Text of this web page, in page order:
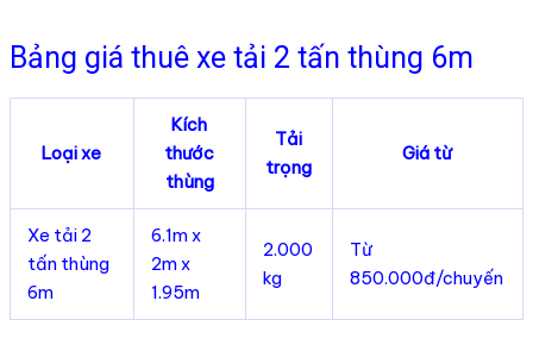
Bảng giá thuê xe tải 2 tấn thùng 6m
Loại xe
Kích
thước
thùng
Tải
trọng
Giá từ
Xe tải 2
tấn thùng
6m
6.1m x
2m x
1.95m
2.000
kg
Từ
850.000đ/chuyến